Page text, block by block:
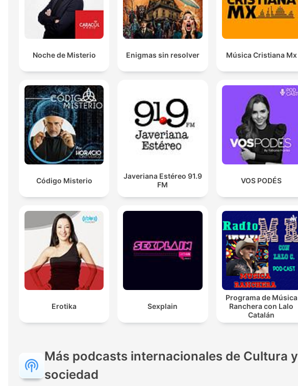
Noche de Misterio Enigmas sin resolver Música Cristiana Mx
Código Misterio
Javeriana Estéreo 91.9
FM
VOS PODÉS
Erotika Sexplain
Programa de Música
Ranchera con Lalo
Catalán
Más podcasts internacionales de Cultura y
sociedad